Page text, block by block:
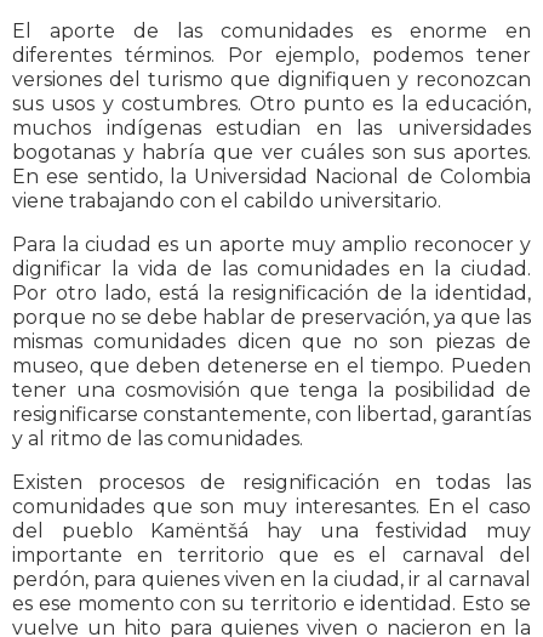
El aporte de las comunidades es enorme en
diferentes términos. Por ejemplo, podemos tener
versiones del turismo que dignifiquen y reconozcan
sus usos y costumbres. Otro punto es la educación,
muchos indígenas estudian en las universidades
bogotanas y habría que ver cuáles son sus aportes.
En ese sentido, la Universidad Nacional de Colombia
viene trabajando con el cabildo universitario.
Para la ciudad es un aporte muy amplio reconocer y
dignificar la vida de las comunidades en la ciudad.
Por otro lado, está la resignificación de la identidad,
porque no se debe hablar de preservación, ya que las
mismas comunidades dicen que no son piezas de
museo, que deben detenerse en el tiempo. Pueden
tener una cosmovisión que tenga la posibilidad de
resignificarse constantemente, con libertad, garantías
y al ritmo de las comunidades.
Existen procesos de resignificación en todas las
comunidades que son muy interesantes. En el caso
del pueblo Kamëntšá hay una festividad muy
importante en territorio que es el carnaval del
perdón, para quienes viven en la ciudad, ir al carnaval
es ese momento con su territorio e identidad. Esto se
vuelve un hito para quienes viven o nacieron en la